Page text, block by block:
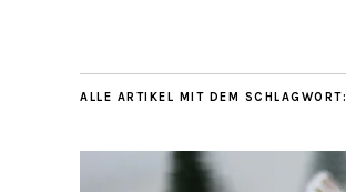
ALLE ARTIKEL MIT DEM SCHLAGWORT: